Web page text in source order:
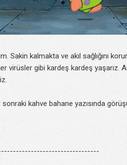
Sakin kalmakta ve akıl sağlığını
virüsler gibi kardeş kardeş yaşarız.
kahve bahane yazısında